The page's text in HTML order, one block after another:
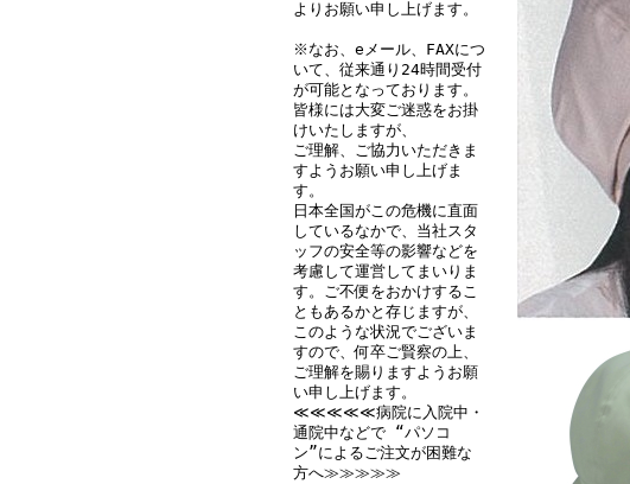
よりお願い申し上げます。
※なお、eメール、FAXにつ
いて、従来通り24時間受付
が可能となっております。
皆様には大変ご迷惑をお掛
けいたしますが、
ご理解、ご協力いただきま
すようお願い申し上げま
す。
日本全国がこの危機に直面
しているなかで、当社スタ
ッフの安全等の影響などを
考慮して運営してまいりま
す。ご不便をおかけするこ
ともあるかと存じますが、
このような状況でございま
すので、何卒ご賢察の上、
ご理解を賜りますようお願
い申し上げます。
≪≪≪≪≪病院に入院中・
通院中などで “パソコ
ン”によるご注文が困難な
方へ≫≫≫≫≫